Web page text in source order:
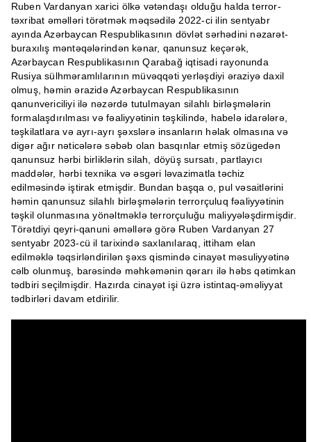
Ruben Vardanyan xarici ölkə vətəndaşı olduğu halda terror-
təxribat əməlləri törətmək məqsədilə 2022-ci ilin sentyabr
ayında Azərbaycan Respublikasının dövlət sərhədini nəzarət-
buraxılış məntəqələrindən kənar, qanunsuz keçərək,
Azərbaycan Respublikasının Qarabağ iqtisadi rayonunda
Rusiya sülhməramlılarının müvəqqəti yerləşdiyi əraziyə daxil
olmuş, həmin ərazidə Azərbaycan Respublikasının
qanunvericiliyi ilə nəzərdə tutulmayan silahlı birləşmələrin
formalaşdırılması və fəaliyyətinin təşkilində, habelə idarələrə,
təşkilatlara və ayrı-ayrı şəxslərə insanların həlak olmasına və
digər ağır nəticələrə səbəb olan basqınlar etmiş sözügedən
qanunsuz hərbi birliklərin silah, döyüş sursatı, partlayıcı
maddələr, hərbi texnika və əsgəri ləvazimatla təchiz
edilməsində iştirak etmişdir. Bundan başqa o, pul vəsaitlərini
həmin qanunsuz silahlı birləşmələrin terrorçuluq fəaliyyətinin
təşkil olunmasına yönəltməklə terrorçuluğu maliyyələşdirmişdir.
Törətdiyi qeyri-qanuni əməllərə görə Ruben Vardanyan 27
sentyabr 2023-cü il tarixində saxlanılaraq, ittiham elan
edilməklə təqsirləndirilən şəxs qismində cinayət məsuliyyətinə
cəlb olunmuş, barəsində məhkəmənin qərarı ilə həbs qətimkan
tədbiri seçilmişdir. Hazırda cinayət işi üzrə istintaq-əməliyyat
tədbirləri davam etdirilir.